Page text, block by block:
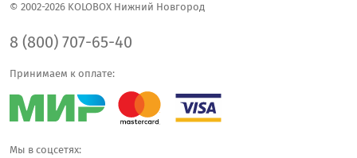
© 2002-2026 KOLOBOX Нижний Новгород
8 (800) 707-65-40
Принимаем к оплате:
Мы в соцсетях: